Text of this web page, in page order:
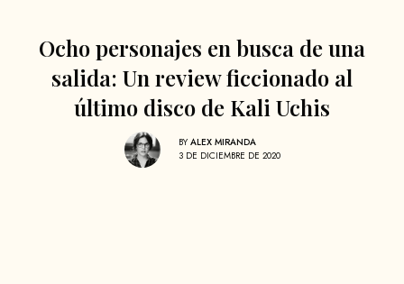
Ocho personajes en busca de una
salida: Un review ficcionado al
último disco de Kali Uchis
BY ALEX MIRANDA
3 DE DICIEMBRE DE 2020